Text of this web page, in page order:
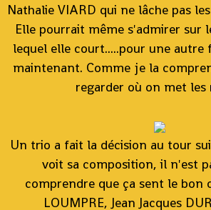
Nathalie VIARD qui ne lâche pas
Elle pourrait même s'admirer sur
lequel elle court.....pour une autre
maintenant. Comme je la
regarder où on met les
Un trio a fait la décision au tour
voit sa composition, il n'est
comprendre que ça sent le bon
LOUMPRE, Jean Jacques